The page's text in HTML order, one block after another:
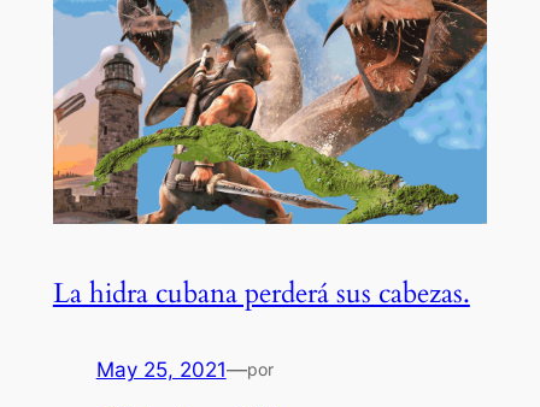
La hidra cubana perderá sus cabezas.
May 25, 2021—por